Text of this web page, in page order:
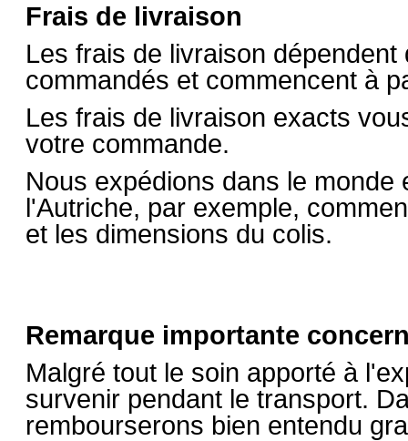
Frais de livraison
Les frais de livraison
commandés et commencent à
Les frais de livraison exacts
votre commande.
Nous expédions dans le
l'Autriche, par exemple,
et les dimensions du colis.
Remarque importante
Malgré tout le soin apporté à
survenir pendant le transport.
rembourserons bien entendu